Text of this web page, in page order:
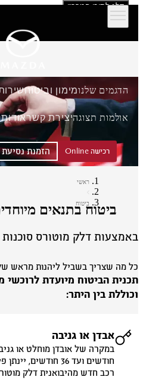
דלג לתוכן המרכזי
הדגמים שלנומימון וביטוחשירות
אולמות תצוגהיצירת קשראודות
רכישה Online הזמנת נסיעת
ראשי
ביטוח
ביטוח בתנאים
דלק מוטורס סוכנות לביטוח
מה שצריך בשביל ליהנות מראש
הביטוח מיועדת לרוכשי
בין היתר:
אבדן או גניבה
חודשים ועד 36 חודשים,
רכב חדש מהיבואנית דלק מוטורס.